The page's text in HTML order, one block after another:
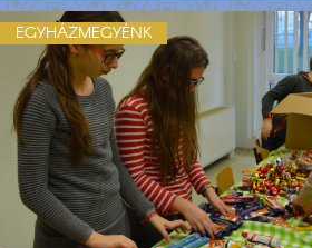
EGYHÁZMEGYÉNK